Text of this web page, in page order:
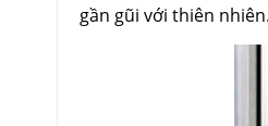
gần gũi với thiên nhiên.